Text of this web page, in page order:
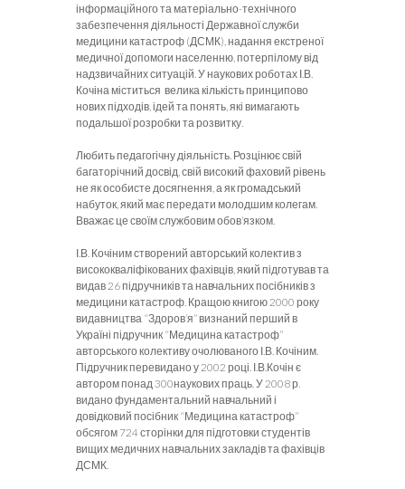
інформаційного та матеріально-технічного
забезпечення діяльності Державної служби
медицини катастроф (ДСМК), надання екстреної
медичної допомоги населенню, потерпілому від
надзвичайних ситуацій. У наукових роботах І.В.
Кочіна міститься велика кількість принципово
нових підходів, ідей та понять, які вимагають
подальшої розробки та розвитку.
Любить педагогічну діяльність. Розцінює свій
багаторічний досвід, свій високий фаховий рівень
не як особисте досягнення, а як громадський
набуток, який має передати молодшим колегам.
Вважає це своїм службовим обов’язком.
І.В. Кочіним створений авторський колектив з
висококваліфікованих фахівців, який підготував та
видав 26 підручників та навчальних посібників з
медицини катастроф. Кращою книгою 2000 року
видавництва “Здоров’я” визнаний перший в
Україні підручник “Медицина катастроф”
авторського колективу очолюваного І.В. Кочіним.
Підручник перевидано у 2002 році. І.В.Кочін є
автором понад 300наукових праць. У 2008 р.
видано фундаментальний навчальний і
довідковий посібник “Медицина катастроф”
обсягом 724 сторінки для підготовки студентів
вищих медичних навчальних закладів та фахівців
ДСМК.